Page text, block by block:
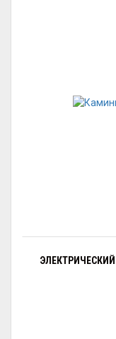
ЭЛЕКТРИЧЕСКИЙ